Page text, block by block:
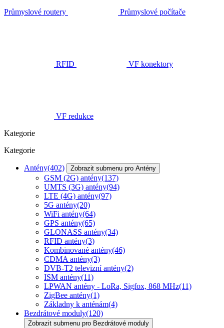
Průmyslové routery Průmyslové počítače
RFID VF konektory
VF redukce
Kategorie
Kategorie
Antény(402) Zobrazit submenu pro Antény
GSM (2G) antény(137)
UMTS (3G) antény(94)
LTE (4G) antény(97)
5G antény(20)
WiFi antény(64)
GPS antény(65)
GLONASS antény(34)
RFID antény(3)
Kombinované antény(46)
CDMA antény(3)
DVB-T2 televizní antény(2)
ISM antény(11)
LPWAN antény - LoRa, Sigfox, 868 MHz(11)
ZigBee antény(1)
Základny k anténám(4)
Bezdrátové moduly(120)
Zobrazit submenu pro Bezdrátové moduly